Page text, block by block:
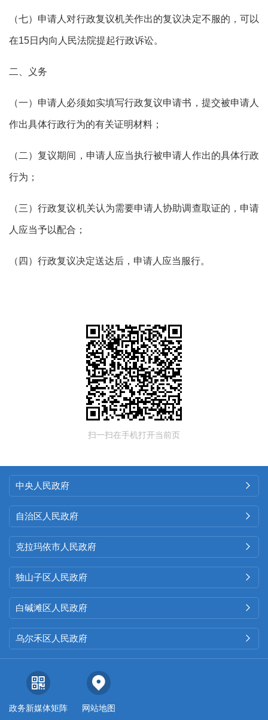
（七）申请人对行政复议机关作出的复议决定不服的，可以
在15日内向人民法院提起行政诉讼。
二、义务
（一）申请人必须如实填写行政复议申请书，提交被申请人
作出具体行政行为的有关证明材料；
（二）复议期间，申请人应当执行被申请人作出的具体行政
行为；
（三）行政复议机关认为需要申请人协助调查取证的，申请
人应当予以配合；
（四）行政复议决定送达后，申请人应当服行。
扫一扫在手机打开当前页
中央人民政府 
自治区人民政府 
克拉玛依市人民政府 
独山子区人民政府 
白碱滩区人民政府 
乌尔禾区人民政府 
政务新媒体矩阵 网站地图